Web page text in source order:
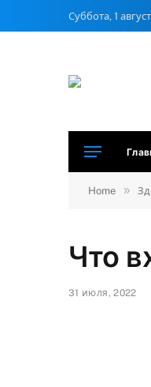
Суббота, 1
Home »
Что
31 июля, 2022